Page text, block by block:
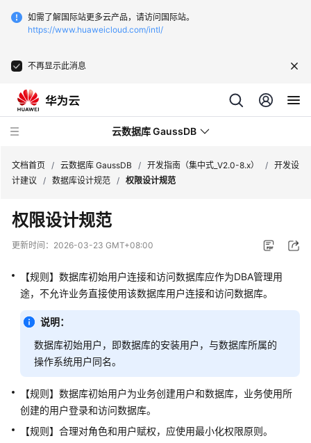
如需了解国际站更多云产品，请访问国际站。
https://www.huaweicloud.com/intl/
不再显示此消息
云数据库 GaussDB
最
新
动
服
务
公
产
品
介
绍
文档首页 / 云数据库 GaussDB / 开发指南（集中式_V2.0-8.x） / 开发设
计建议
/ 数据库设计规范 / 权限设计规范
权限设计规范
更新时间： 2026-03-23 GMT+08:00
【规则】数据库初始用户连接和访问数据库应作为DBA管理用
途，不允许业务直接使用该数据库用户连接和访问数据库。
说明：
数据库初始用户，即数据库的安装用户，与数据库所属的
操作系统用户同名。
【规则】数据库初始用户为业务创建用户和数据库，业务使用所
创建的用户登录和访问数据库。
【规则】合理对角色和用户赋权，应使用最小化权限原则。